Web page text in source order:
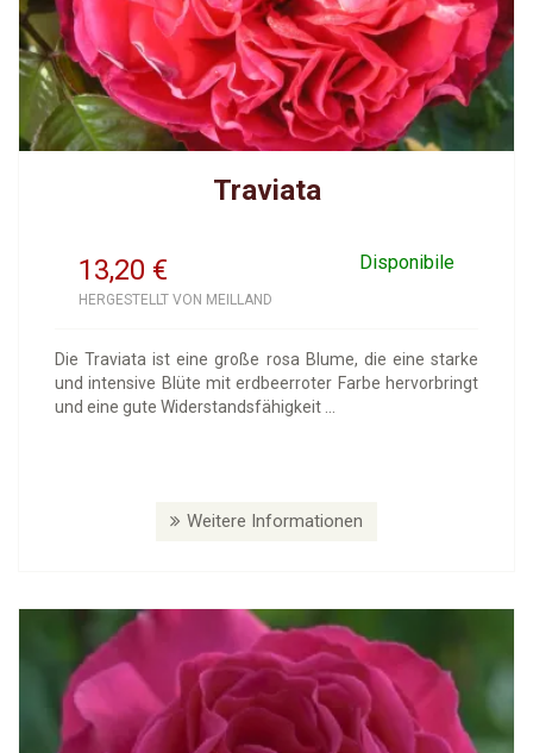
Traviata
13,20 Disponibile
€
HERGESTELLT VON MEILLAND
Die Traviata ist eine große rosa Blume, die eine starke
und intensive Blüte mit erdbeerroter Farbe hervorbringt
und eine gute Widerstandsfähigkeit ...
Weitere Informationen